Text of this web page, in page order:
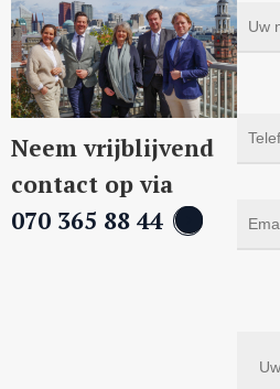
Neem vrijblijvend
contact op via
070 365 88 44